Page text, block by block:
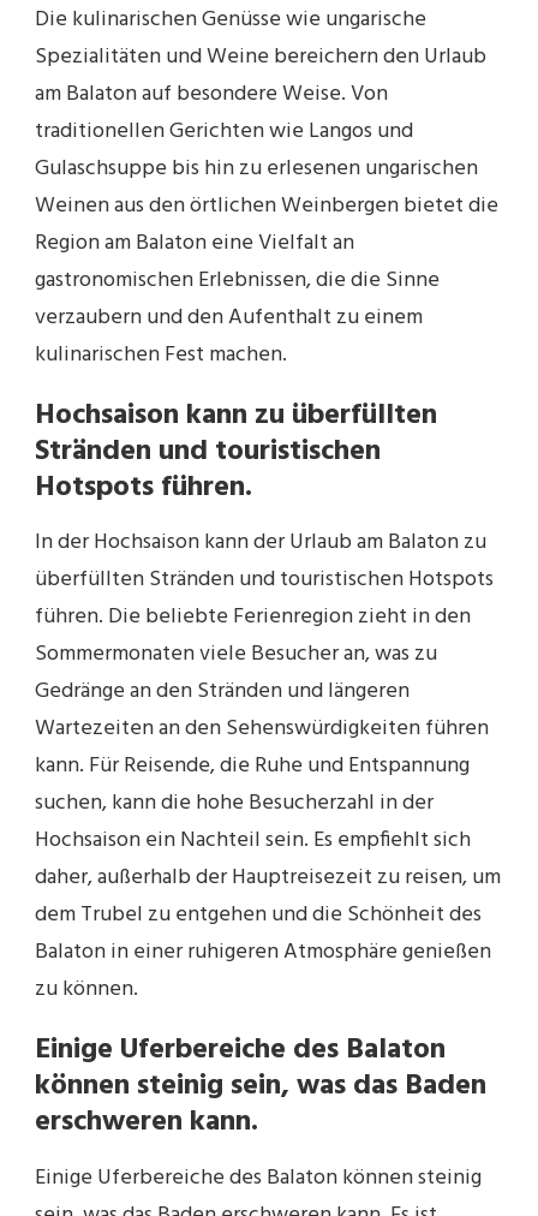
Die kulinarischen Genüsse wie ungarische
Spezialitäten und Weine bereichern den Urlaub
am Balaton auf besondere Weise. Von
traditionellen Gerichten wie Langos und
Gulaschsuppe bis hin zu erlesenen ungarischen
Weinen aus den örtlichen Weinbergen bietet die
Region am Balaton eine Vielfalt an
gastronomischen Erlebnissen, die die Sinne
verzaubern und den Aufenthalt zu einem
kulinarischen Fest machen.
Hochsaison kann zu überfüllten
Stränden und touristischen
Hotspots führen.
In der Hochsaison kann der Urlaub am Balaton zu
überfüllten Stränden und touristischen Hotspots
führen. Die beliebte Ferienregion zieht in den
Sommermonaten viele Besucher an, was zu
Gedränge an den Stränden und längeren
Wartezeiten an den Sehenswürdigkeiten führen
kann. Für Reisende, die Ruhe und Entspannung
suchen, kann die hohe Besucherzahl in der
Hochsaison ein Nachteil sein. Es empfiehlt sich
daher, außerhalb der Hauptreisezeit zu reisen, um
dem Trubel zu entgehen und die Schönheit des
Balaton in einer ruhigeren Atmosphäre genießen
zu können.
Einige Uferbereiche des Balaton
können steinig sein, was das Baden
erschweren kann.
Einige Uferbereiche des Balaton können steinig